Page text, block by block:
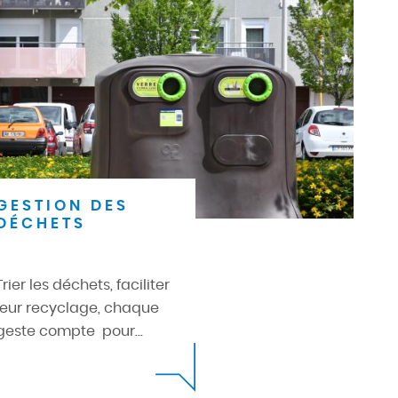
DES
les déchets, faciliter
recyclage, chaque
compte pour...